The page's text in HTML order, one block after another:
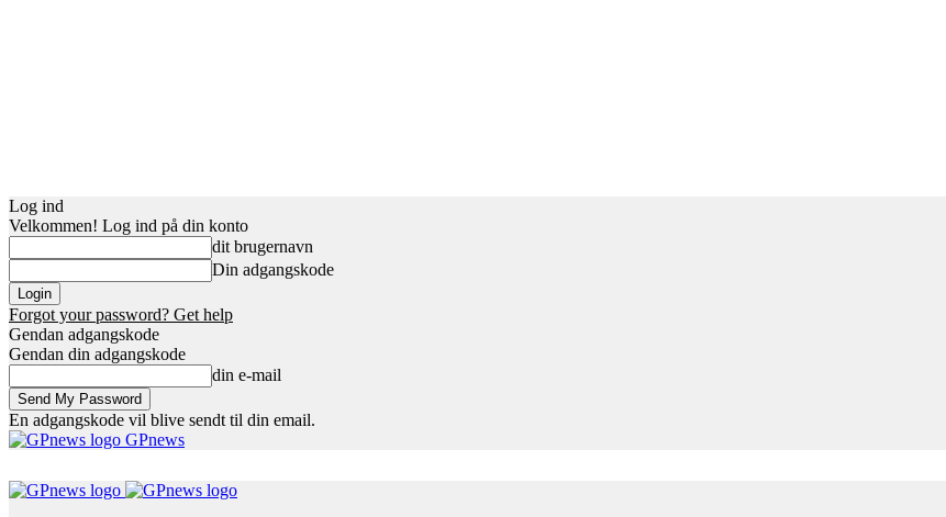
Log ind
Velkommen! Log ind på din konto
dit brugernavn
Din adgangskode
Forgot your password? Get help
Gendan adgangskode
Gendan din adgangskode
din e-mail
En adgangskode vil blive sendt til din email.
GPnews